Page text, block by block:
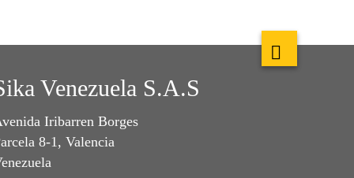
Venezuela S.A.S
Iribarren Borges
8-1, Valencia